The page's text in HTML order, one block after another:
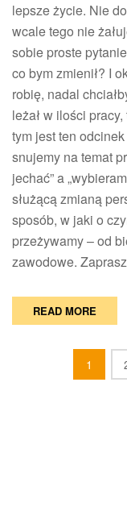
lepsze życie. Nie
wcale tego nie
sobie proste
co bym zmienił? I
robię, nadal
leżał w ilości
tym jest ten
snujemy na temat
jechać” a
służącą zmianą
sposób, w jaki o
przeżywamy – od
zawodowe.
READ MORE
navigation 1